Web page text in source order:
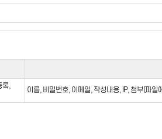
록,
이름, 비밀번호, 이메일, 작성내용, IP, 첨부(파일